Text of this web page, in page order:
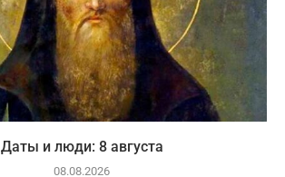
Даты и люди: 8 августа
08.08.2026